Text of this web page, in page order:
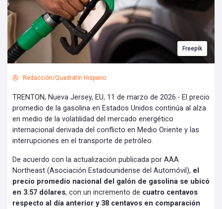
Freepik
Redacción/Quadratín Hispano
TRENTON, Nueva Jersey, EU, 11 de marzo de 2026.- El precio
promedio de la gasolina en Estados Unidos continúa al alza
en medio de la volatilidad del mercado energético
internacional derivada del conflicto en Medio Oriente y las
interrupciones en el transporte de petróleo.
De acuerdo con la actualización publicada por AAA
Northeast (Asociación Estadounidense del Automóvil), el
precio promedio nacional del galón de gasolina se ubicó
en 3.57 dólares, con un incremento de cuatro centavos
respecto al día anterior y 38 centavos en comparación